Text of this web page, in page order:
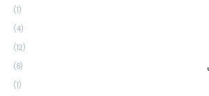
(1)
(4)
(12)
(8)
(1)